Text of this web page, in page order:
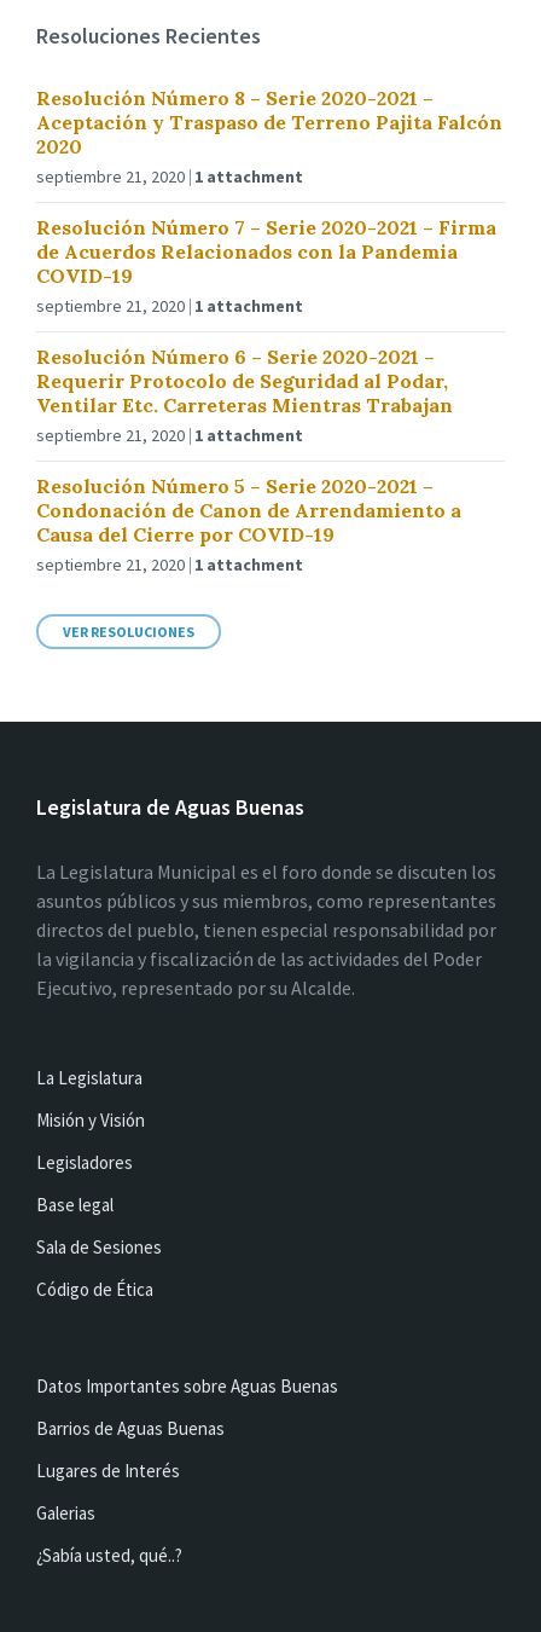
Resoluciones Recientes
Resolución Número 8 – Serie 2020-2021 –
Aceptación y Traspaso de Terreno Pajita Falcón
2020
septiembre 21, 2020 1 attachment
Resolución Número 7 – Serie 2020-2021 – Firma
de Acuerdos Relacionados con la Pandemia
COVID-19
septiembre 21, 2020 1 attachment
Resolución Número 6 – Serie 2020-2021 –
Requerir Protocolo de Seguridad al Podar,
Ventilar Etc. Carreteras Mientras Trabajan
septiembre 21, 2020 1 attachment
Resolución Número 5 – Serie 2020-2021 –
Condonación de Canon de Arrendamiento a
Causa del Cierre por COVID-19
septiembre 21, 2020 1 attachment
VER RESOLUCIONES
Legislatura de Aguas Buenas
La Legislatura Municipal es el foro donde se discuten los
asuntos públicos y sus miembros, como representantes
directos del pueblo, tienen especial responsabilidad por
la vigilancia y fiscalización de las actividades del Poder
Ejecutivo, representado por su Alcalde.
La Legislatura
Misión y Visión
Legisladores
Base legal
Sala de Sesiones
Código de Ética
Datos Importantes sobre Aguas Buenas
Barrios de Aguas Buenas
Lugares de Interés
Galerias
¿Sabía usted, qué..?